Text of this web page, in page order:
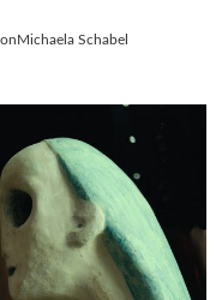
Michaela Schabel